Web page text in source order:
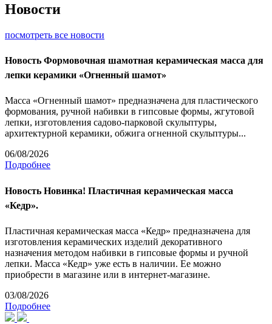
Новости
посмотреть все новости
Новость Формовочная шамотная керамическая масса для
лепки керамики «Огненный шамот»
Масса «Огненный шамот» предназначена для пластического
формования, ручной набивки в гипсовые формы, жгутовой
лепки, изготовления садово-парковой скульптуры,
архитектурной керамики, обжига огненной скульптуры...
06/08/2026
Подробнее
Новость Новинка! Пластичная керамическая масса
«Кедр».
Пластичная керамическая масса «Кедр» предназначена для
изготовления керамических изделий декоративного
назначения методом набивки в гипсовые формы и ручной
лепки. Масса «Кедр» уже есть в наличии. Ее можно
приобрести в магазине или в интернет-магазине.
03/08/2026
Подробнее